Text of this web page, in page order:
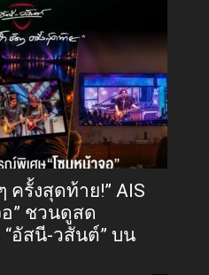
ครั้งสุดท้าย!” AIS
” ชวนดูสด
อัสนี-วสันต์” บน